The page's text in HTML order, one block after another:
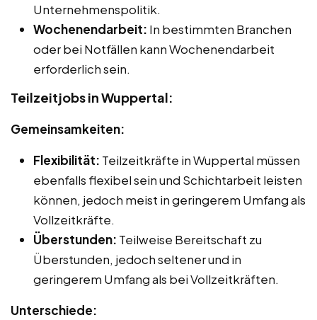
Unternehmenspolitik.
Wochenendarbeit: In bestimmten Branchen
oder bei Notfällen kann Wochenendarbeit
erforderlich sein.
Teilzeitjobs in Wuppertal:
Gemeinsamkeiten:
Flexibilität: Teilzeitkräfte in Wuppertal müssen
ebenfalls flexibel sein und Schichtarbeit leisten
können, jedoch meist in geringerem Umfang als
Vollzeitkräfte.
Überstunden: Teilweise Bereitschaft zu
Überstunden, jedoch seltener und in
geringerem Umfang als bei Vollzeitkräften.
Unterschiede: